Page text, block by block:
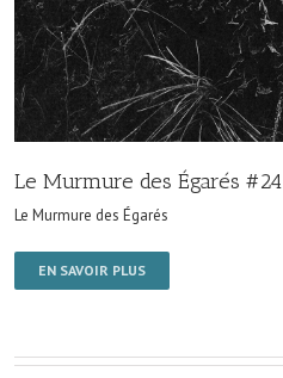
Le Murmure des Égarés #24
Le Murmure des Égarés
EN SAVOIR PLUS